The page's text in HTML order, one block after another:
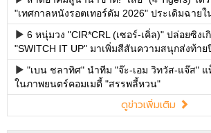
"เทศกาลหนังรอตเทอร์ดัม 2026" ประเดิมฉาย
6 หนุ่มวง "CIR*CRL (เซอร์-เคิ่ล)" ปล่อยซิงเ
"SWITCH IT UP" มาเพิ่มสีสันความสนุกส่งท้าย
"เบน ชลาทิศ" นำทีม "จ๊ะ-เอม วิทวัส-แจ๊ส" แ
ในภาพยนตร์คอมเมดี้ "สรรพลี้หวน"
ดูข่าวเพิ่มเติม